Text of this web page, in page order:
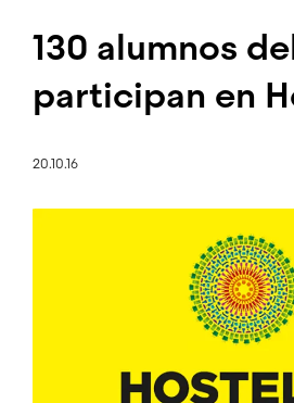
130 alumnos
participan en
20.10.16